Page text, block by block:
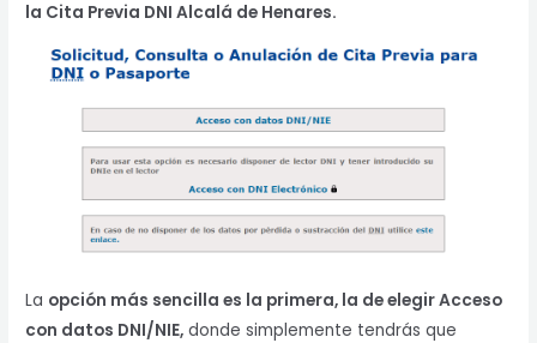
la Cita Previa DNI Alcalá de Henares.
La opción más sencilla es la primera, la de elegir Acceso
con datos DNI/NIE, donde simplemente tendrás que